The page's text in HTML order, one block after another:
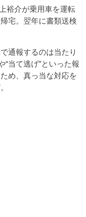
裕介が乗用車を運転
宅。翌年に書類送検
通報するのは当たり
“当て逃げ”といった報
め、真っ当な対応を